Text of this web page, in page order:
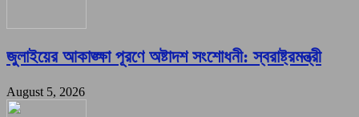
জুলাইয়ের আকাঙ্ক্ষা পূরণে অষ্টাদশ সংশোধনী: স্বরাষ্ট্রমন্ত্রী
August 5, 2026